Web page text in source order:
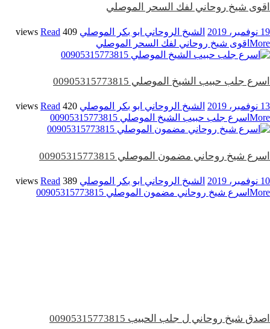
اقوى شيخ روحاني لفك السحر الموصلي
19 نوفمبر، 2019 الشيخ الروحاني ابو بكر الموصلي 409 views
Read
More اقوى شيخ روحاني لفك السحر الموصلي
اسرع جلب حبيب الشيخ الموصلي 00905315773815
13 نوفمبر، 2019 الشيخ الروحاني ابو بكر الموصلي 420 views
Read
More اسرع جلب حبيب الشيخ الموصلي 00905315773815
اسرع شيخ روحاني مضمون الموصلي 00905315773815
10 نوفمبر، 2019 الشيخ الروحاني ابو بكر الموصلي 389 views
Read
More اسرع شيخ روحاني مضمون الموصلي 00905315773815
اصدق شيخ روحاني ل جلب الحبيب 00905315773815